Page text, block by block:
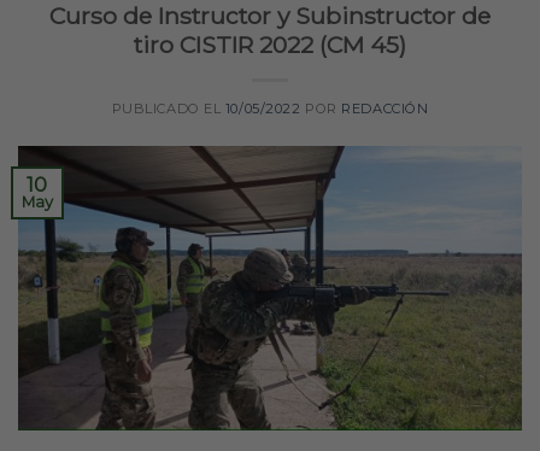
Curso de Instructor y Subinstructor de
tiro CISTIR 2022 (CM 45)
PUBLICADO EL 10/05/2022 POR REDACCIÓN
10
May